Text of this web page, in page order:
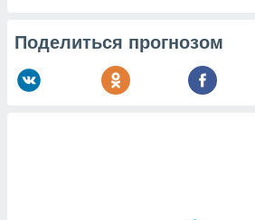
Поделиться прогнозом